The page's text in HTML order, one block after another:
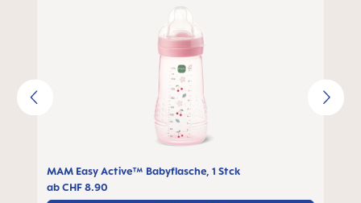
MAM Easy Active™ Babyflasche, 1 Stck
abCHF 8.90